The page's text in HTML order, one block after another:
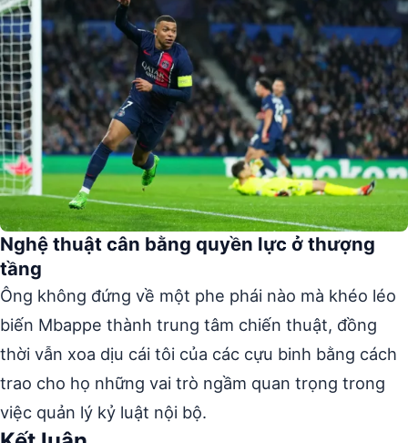
Nghệ thuật cân bằng quyền lực ở thượng
tầng
Ông không đứng về một phe phái nào mà khéo léo
biến Mbappe thành trung tâm chiến thuật, đồng
thời vẫn xoa dịu cái tôi của các cựu binh bằng cách
trao cho họ những vai trò ngầm quan trọng trong
việc quản lý kỷ luật nội bộ.